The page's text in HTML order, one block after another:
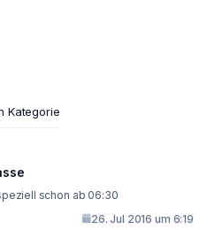
Kategorie
schon ab 06:30
26. Jul 2016 um 6:19